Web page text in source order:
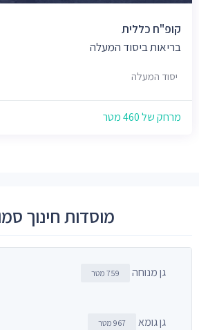
קופ"ח כללית
בריאות ביסוד המעלה
יסוד המעלה
מרחק של 460 מטר
מוסדות חינוך
גן מנוחה 759 מטר
גן גומא 967 מטר